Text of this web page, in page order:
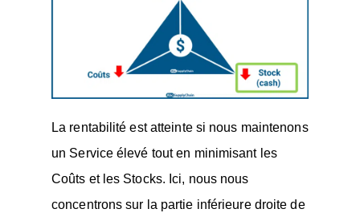
La rentabilité est atteinte si nous maintenons
un Service élevé tout en minimisant les
Coûts et les Stocks. Ici, nous nous
concentrons sur la partie inférieure droite de